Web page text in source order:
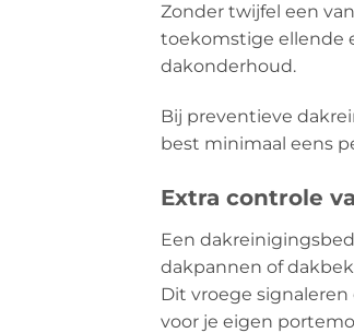
Zonder twijfel een
toekomstige ellende
dakonderhoud.
Bij preventieve
best minimaal eens
Extra controle
Een
dakpannen of
Dit vroege
voor je eigen